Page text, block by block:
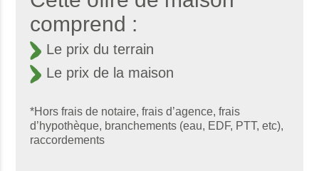
comprend :
Le prix du terrain
Le prix de la maison
*Hors frais de notaire, frais d’agence, frais
d’hypothèque, branchements (eau, EDF, PTT, etc),
raccordements